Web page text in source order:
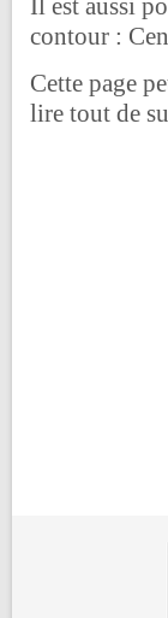
Il est aussi
contour :
Cette page
lire tout de